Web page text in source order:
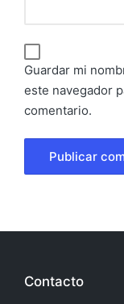
Guardar mi
este navegador
comentario.
Contacto